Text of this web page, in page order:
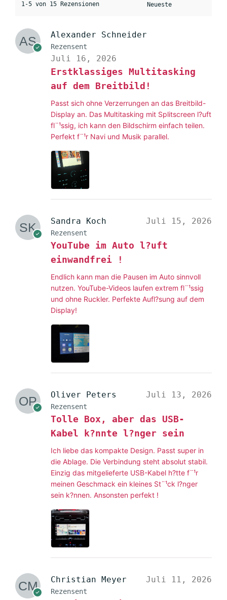
1-5 von 15 Rezensionen
Alexander Schneider
Rezensent
Juli 16, 2026
Erstklassiges Multitasking
auf dem Breitbild!
Passt sich ohne Verzerrungen an das Breitbild-
Display an. Das Multitasking mit Splitscreen l?uft
fl¨¹ssig, ich kann den Bildschirm einfach teilen.
Perfekt f¨¹r Navi und Musik parallel.
Sandra Koch
Rezensent
Juli 15, 2026
YouTube im Auto l?uft
einwandfrei !
Endlich kann man die Pausen im Auto sinnvoll
nutzen. YouTube-Videos laufen extrem fl¨¹ssig
und ohne Ruckler. Perfekte Aufl?sung auf dem
Display!
Oliver Peters
Rezensent
Juli 13, 2026
Tolle Box, aber das USB-
Kabel k?nnte l?nger sein
Ich liebe das kompakte Design. Passt super in
die Ablage. Die Verbindung steht absolut stabil.
Einzig das mitgelieferte USB-Kabel h?tte f¨¹r
meinen Geschmack ein kleines St¨¹ck l?nger
sein k?nnen. Ansonsten perfekt !
Christian Meyer
Rezensent
Juli 11, 2026